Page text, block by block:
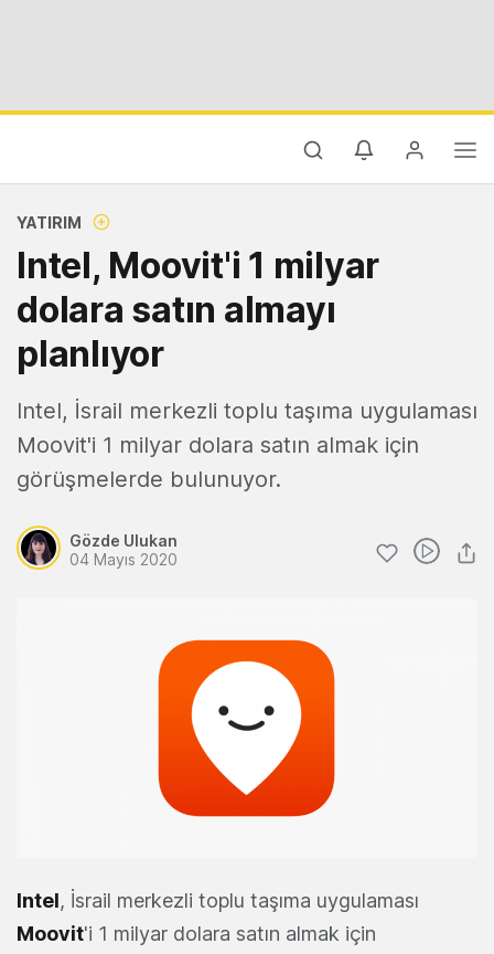
YATIRIM
Intel, Moovit'i 1 milyar
dolara satın almayı
planlıyor
Intel, İsrail merkezli toplu taşıma uygulaması
Moovit'i 1 milyar dolara satın almak için
görüşmelerde bulunuyor.
Gözde Ulukan
04 Mayıs 2020
Intel, İsrail merkezli toplu taşıma uygulaması
Moovit'i 1 milyar dolara satın almak için